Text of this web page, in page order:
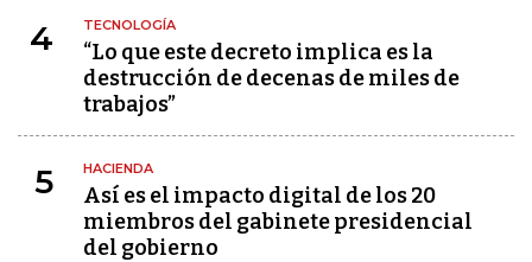
4 TECNOLOGÍA
“Lo que este decreto implica es la
destrucción de decenas de miles de
trabajos”
5 HACIENDA
Así es el impacto digital de los 20
miembros del gabinete presidencial
del gobierno